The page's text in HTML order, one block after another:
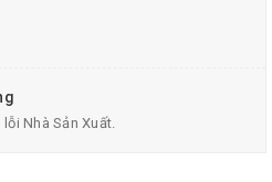
Nhà Sản Xuất.